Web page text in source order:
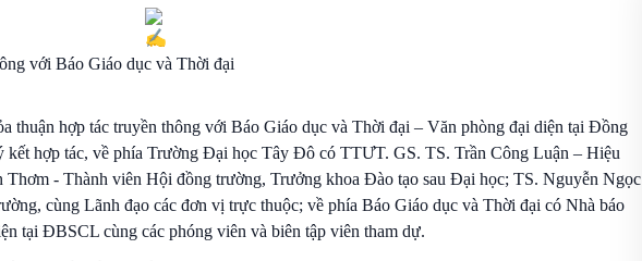
với Báo Giáo dục và Thời đại
thuận hợp tác truyền thông với Báo Giáo dục và Thời đại – Văn phòng đại diện tại Đồng
hợp tác, về phía Trường Đại học Tây Đô có TTƯT. GS. TS. Trần Công Luận – Hiệu
- Thành viên Hội đồng trường, Trưởng khoa Đào tạo sau Đại học; TS. Nguyễn Ngọc
cùng Lãnh đạo các đơn vị trực thuộc; về phía Báo Giáo dục và Thời đại có Nhà báo
tại ĐBSCL cùng các phóng viên và biên tập viên tham dự.